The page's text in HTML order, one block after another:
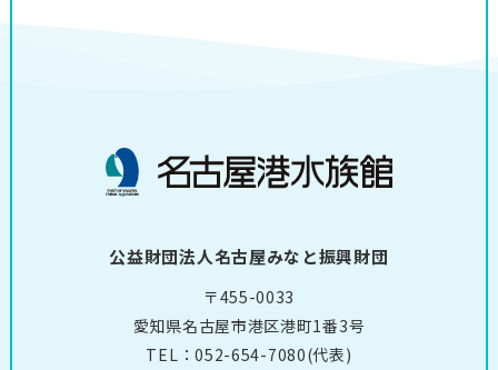
公益財団法人名古屋みなと振興財団
〒455-0033
愛知県名古屋市港区港町1番3号
TEL：052-654-7080(代表)